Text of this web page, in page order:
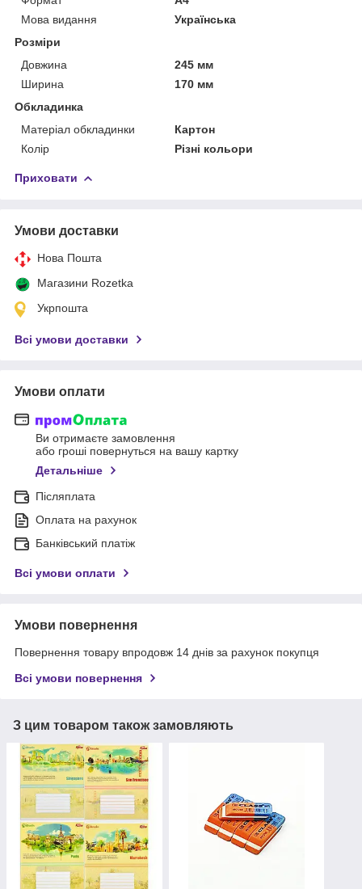
Мова видання
Українська
Розміри
Довжина
245 мм
Ширина
170 мм
Обкладинка
Матеріал обкладинки
Картон
Колір
Різні кольори
Приховати
Умови доставки
Нова Пошта
Магазини Rozetka
Укрпошта
Всі умови доставки
Умови оплати
Ви отримаєте замовлення
або гроші повернуться на вашу картку
Детальніше
Післяплата
Оплата на рахунок
Банківський платіж
Всі умови оплати
Умови повернення
Повернення товару впродовж 14 днів за рахунок покупця
Всі умови повернення
З цим товаром також замовляють